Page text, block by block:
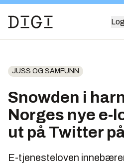
JUSS OG SAMFUNN
Snowden i
Norges nye e-
ut på Twitter
E-tjenesteloven